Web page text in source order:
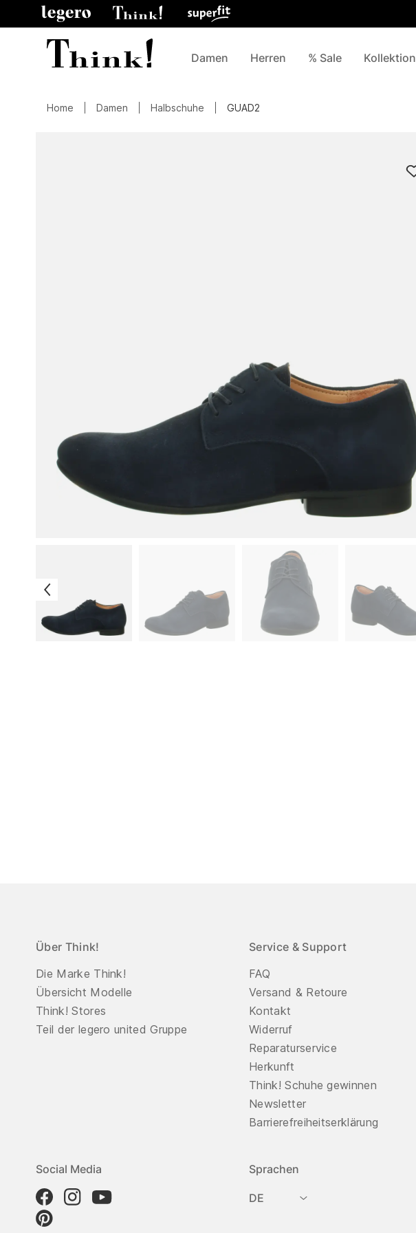
Damen Herren % Sale Kollektion
Home Damen Halbschuhe GUAD2
Über Think!
Die Marke Think!
Übersicht Modelle
Think! Stores
Teil der legero united Gruppe
Service & Support
FAQ
Versand & Retoure
Kontakt
Widerruf
Reparaturservice
Herkunft
Think! Schuhe gewinnen
Newsletter
Barrierefreiheitserklärung
Social Media Sprachen
DE